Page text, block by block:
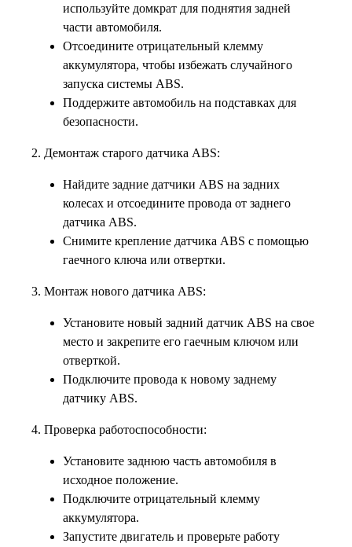
используйте домкрат для поднятия задней
части автомобиля.
Отсоедините отрицательный клемму
аккумулятора, чтобы избежать случайного
запуска системы ABS.
Поддержите автомобиль на подставках для
безопасности.
2. Демонтаж старого датчика ABS:
Найдите задние датчики ABS на задних
колесах и отсоедините провода от заднего
датчика ABS.
Снимите крепление датчика ABS с помощью
гаечного ключа или отвертки.
3. Монтаж нового датчика ABS:
Установите новый задний датчик ABS на свое
место и закрепите его гаечным ключом или
отверткой.
Подключите провода к новому заднему
датчику ABS.
4. Проверка работоспособности:
Установите заднюю часть автомобиля в
исходное положение.
Подключите отрицательный клемму
аккумулятора.
Запустите двигатель и проверьте работу